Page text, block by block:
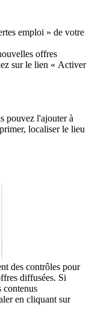
emploi » de votre
offres
sur le lien « Activer
pouvez l'ajouter à
localiser le lieu
des contrôles pour
diffusées. Si
contenus
en cliquant sur